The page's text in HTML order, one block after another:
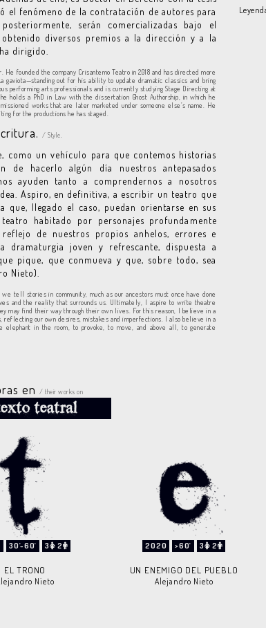
el fenómeno de la contratación de autores para
serán comercializadas bajo el
diversos premios a la dirección y a la
dirigido.
founded the company Crisantemo Teatro in 2018 and has directed more
gaviota—standing out for his ability to update dramatic classics and bring
performing arts professionals and is currently studying Stage Directing at
holds a PhD in Law with the dissertation Ghost Authorship, in which he
works that are later marketed under someone else’s name. He
for the productions he has staged.
/ Style.
como un vehículo para que contemos historias
de hacerlo algún día nuestros antepasados
ayuden tanto a comprendernos a nosotros
Aspiro, en definitiva, a escribir un teatro que
llegado el caso, puedan orientarse en sus
habitado por personajes profundamente
de nuestros propios anhelos, errores e
dramaturgia joven y refrescante, dispuesta a
pique, que conmueva y que, sobre todo, sea
Nieto).
tell stories in community, much as our ancestors must once have done
and the reality that surrounds us. Ultimately, I aspire to write theatre
may find their way through their own lives. For this reason, I believe in a
reflecting our own desires, mistakes and imperfections. I also believe in a
elephant in the room, to provoke, to move, and above all, to generate
en / their works on
30'-60' 3 2
EL TRONO
Nieto
2020 >60' 3 2
UN ENEMIGO DEL PUEBLO
Alejandro Nieto